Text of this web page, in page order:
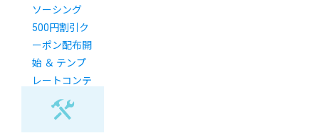
ソーシング
500円割引ク
ーポン配布開
始 ＆ テンプ
レートコンテ
スト結果発表